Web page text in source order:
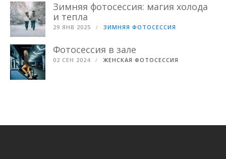
Зимняя фотосессия: магия холода
и тепла
29 ЯНВ 2025 ЗИМНЯЯ ФОТОСЕССИЯ
Фотосессия в зале
02 СЕН 2024 ЖЕНСКАЯ ФОТОСЕССИЯ